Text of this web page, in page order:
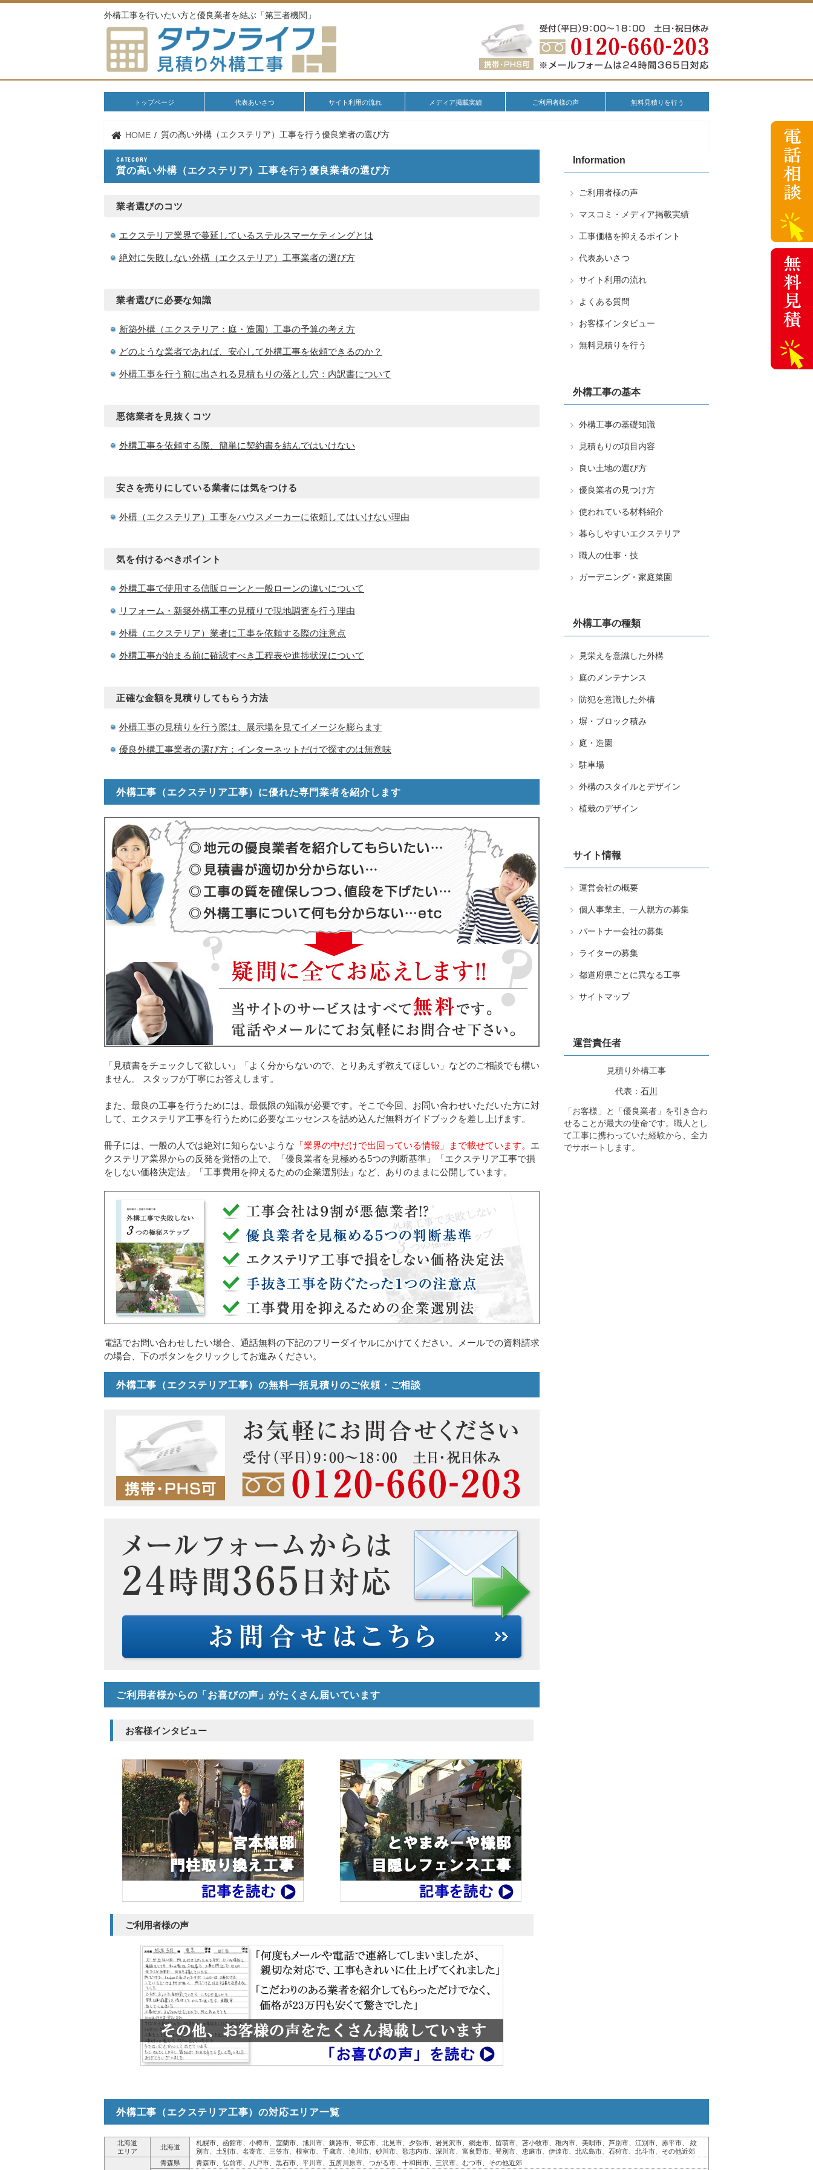
外構工事を行いたい方と優良業者を結ぶ「第三者機関」
トップページ 代表あいさつ サイト利用の流れ メディア掲載実績 ご利用者様の声 無料見積りを行う
HOME 質の高い外構（エクステリア）工事を行う優良業者の選び方
CATEGORY
質の高い外構（エクステリア）工事を行う優良業者の選び方
業者選びのコツ
エクステリア業界で蔓延しているステルスマーケティングとは
絶対に失敗しない外構（エクステリア）工事業者の選び方
業者選びに必要な知識
新築外構（エクステリア：庭・造園）工事の予算の考え方
どのような業者であれば、安心して外構工事を依頼できるのか？
外構工事を行う前に出される見積もりの落とし穴：内訳書について
悪徳業者を見抜くコツ
外構工事を依頼する際、簡単に契約書を結んではいけない
安さを売りにしている業者には気をつける
外構（エクステリア）工事をハウスメーカーに依頼してはいけない理由
気を付けるべきポイント
外構工事で使用する信販ローンと一般ローンの違いについて
リフォーム・新築外構工事の見積りで現地調査を行う理由
外構（エクステリア）業者に工事を依頼する際の注意点
外構工事が始まる前に確認すべき工程表や進捗状況について
正確な金額を見積りしてもらう方法
外構工事の見積りを行う際は、展示場を見てイメージを膨らます
優良外構工事業者の選び方：インターネットだけで探すのは無意味
外構工事（エクステリア工事）に優れた専門業者を紹介します
「見積書をチェックして欲しい」「よく分からないので、とりあえず教えてほしい」などのご相談でも構い
ません。 スタッフが丁寧にお答えします。
また、最良の工事を行うためには、最低限の知識が必要です。そこで今回、お問い合わせいただいた方に対
して、エクステリア工事を行うために必要なエッセンスを詰め込んだ無料ガイドブックを差し上げます。
冊子には、一般の人では絶対に知らないような 「業界の中だけで出回っている情報」まで載せています。 エ
クステリア業界からの反発を覚悟の上で、「優良業者を見極める5つの判断基準」「エクステリア工事で損
をしない価格決定法」「工事費用を抑えるための企業選別法」など、ありのままに公開しています。
電話でお問い合わせしたい場合、通話無料の下記のフリーダイヤルにかけてください。メールでの資料請求
の場合、下のボタンをクリックしてお進みください。
外構工事（エクステリア工事）の無料一括見積りのご依頼・ご相談
ご利用者様からの「お喜びの声」がたくさん届いています
お客様インタビュー
ご利用者様の声
Information
ご利用者様の声
マスコミ・メディア掲載実績
工事価格を抑えるポイント
代表あいさつ
サイト利用の流れ
よくある質問
お客様インタビュー
無料見積りを行う
外構工事の基本
外構工事の基礎知識
見積もりの項目内容
良い土地の選び方
優良業者の見つけ方
使われている材料紹介
暮らしやすいエクステリア
職人の仕事・技
ガーデニング・家庭菜園
外構工事の種類
見栄えを意識した外構
庭のメンテナンス
防犯を意識した外構
塀・ブロック積み
庭・造園
駐車場
外構のスタイルとデザイン
植栽のデザイン
サイト情報
運営会社の概要
個人事業主、一人親方の募集
パートナー会社の募集
ライターの募集
都道府県ごとに異なる工事
サイトマップ
運営責任者
見積り外構工事
代表： 石川
「お客様」と「優良業者」を引き合わ
せることが最大の使命です。職人とし
て工事に携わっていた経験から、全力
でサポートします。
外構工事（エクステリア工事）の対応エリア一覧
北海道
エリア
北海道
札幌市、函館市、小樽市、室蘭市、旭川市、釧路市、帯広市、北見市、夕張市、岩見沢市、網走市、留萌市、苫小牧市、稚内市、美唄市、芦別市、江別市、赤平市、 紋
別市、土別市、名寄市、三笠市、根室市、千歳市、滝川市、砂川市、歌志内市、深川市、富良野市、登別市、恵庭市、伊達市、北広島市、石狩市、北斗市、その他近郊
青森県
青森市、弘前市、八戸市、黒石市、平川市、五所川原市、つがる市、十和田市、三沢市、むつ市、その他近郊